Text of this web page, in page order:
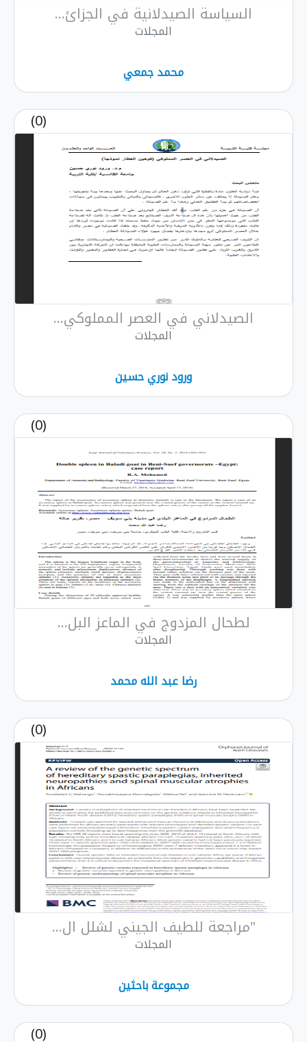
السياسة الصيدلانية في الجزائ...
المجلات
محمد جمعي
(0)
الصيدلاني في العصر المملوكي...
المجلات
ورود نوري حسين
(0)
لطحال المزدوج في الماعز البل...
المجلات
رضا عبد الله محمد
(0)
"مراجعة للطيف الجيني لشلل ال...
المجلات
مجموعة باحثين
(0)